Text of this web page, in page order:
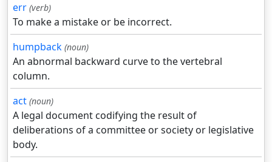
err (verb)
To make a mistake or be incorrect.
humpback (noun)
An abnormal backward curve to the vertebral
column.
act (noun)
A legal document codifying the result of
deliberations of a committee or society or legislative
body.